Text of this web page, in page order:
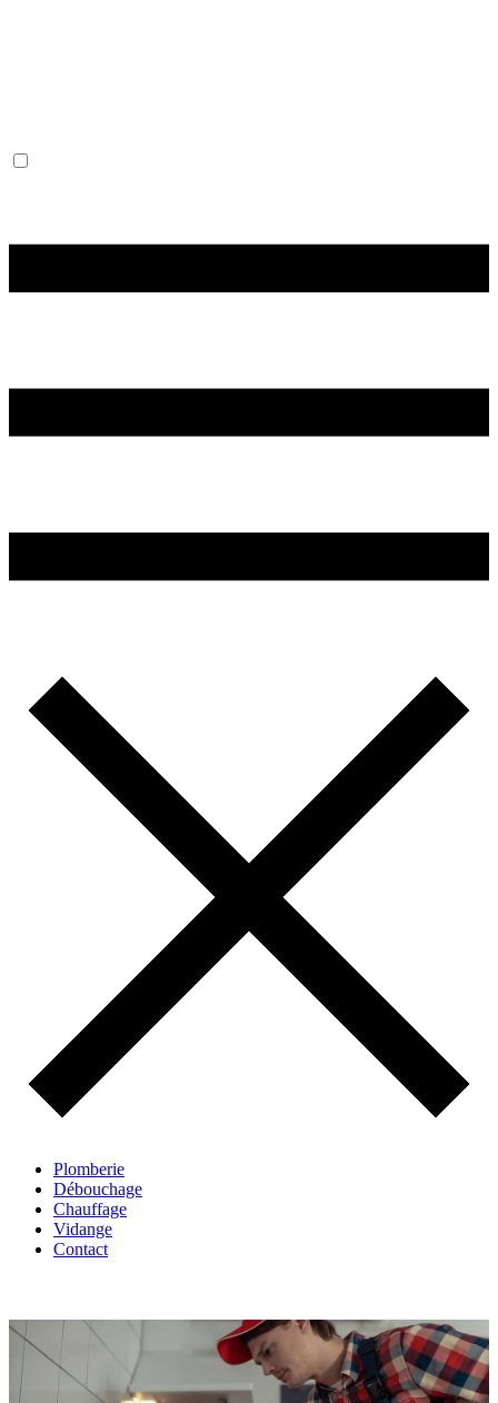
Plomberie
Débouchage
Chauffage
Vidange
Contact